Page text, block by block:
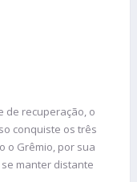
de recuperação, o
conquiste os três
o Grêmio, por sua
manter distante